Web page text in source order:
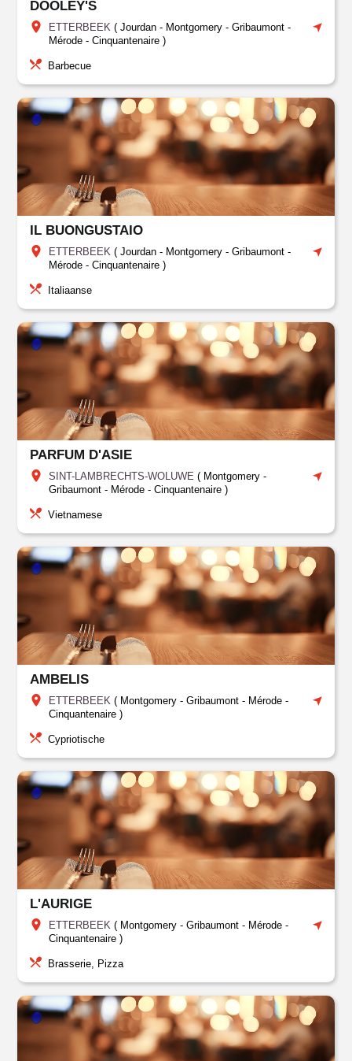
DOOLEY'S
ETTERBEEK (Jourdan - Montgomery - Gribaumont -
Mérode - Cinquantenaire )
Barbecue
IL BUONGUSTAIO
ETTERBEEK (Jourdan - Montgomery - Gribaumont -
Mérode - Cinquantenaire )
Italiaanse
PARFUM D'ASIE
SINT-LAMBRECHTS-WOLUWE ( Montgomery -
Gribaumont - Mérode - Cinquantenaire )
Vietnamese
AMBELIS
ETTERBEEK ( Montgomery - Gribaumont - Mérode -
Cinquantenaire )
Cypriotische
L'AURIGE
ETTERBEEK ( Montgomery - Gribaumont - Mérode -
Cinquantenaire )
Brasserie, Pizza